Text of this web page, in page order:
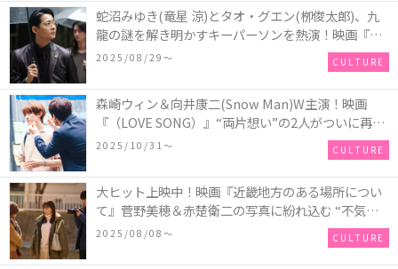
蛇沼みゆき(⻯星 涼)とタオ・グエン(栁俊太郎)、九
⿓の謎を解き明かすキーパーソンを熱演！映画『九
⿓ジェネリックロマンス』初場⾯カットを解禁！
2025/08/29〜 CULTURE
森崎ウィン＆向井康二(Snow Man)W主演！映画
『（LOVE SONG）』“両片想い”の2人がついに再
会！ソウタとカイ、切なさと希望が交錯する運命の
2025/10/31〜 CULTURE
大ヒット上映中！映画『近畿地方のある場所につい
て』菅野美穂＆赤楚衛二の写真に紛れ込む “不気味
なお札”の正体とは！？
2025/08/08〜 CULTURE